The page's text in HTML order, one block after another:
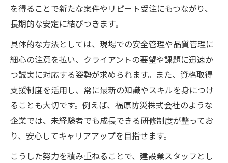
を得ることで新たな案件やリピート受注にもつながり、
長期的な安定に結びつきます。
具体的な方法としては、現場での安全管理や品質管理に
細心の注意を払い、クライアントの要望や課題に迅速か
つ誠実に対応する姿勢が求められます。また、資格取得
支援制度を活用し、常に最新の知識やスキルを身につけ
ることも大切です。例えば、福原防災株式会社のような
企業では、未経験者でも成長できる研修制度が整ってお
り、安心してキャリアアップを目指せます。
こうした努力を積み重ねることで、建設業スタッフとし